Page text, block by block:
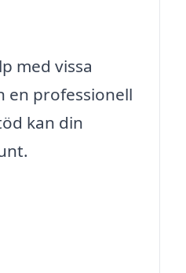
med vissa
en professionell
kan din